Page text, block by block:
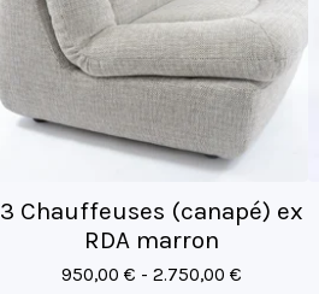
3 Chauffeuses (canapé) ex
RDA marron
950,00 € - 2.750,00 €